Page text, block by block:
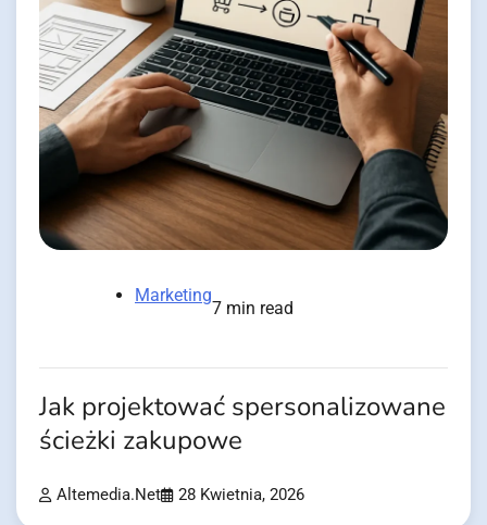
Marketing
7 min read
Jak projektować spersonalizowane
ścieżki zakupowe
Altemedia.net 28 Kwietnia, 2026